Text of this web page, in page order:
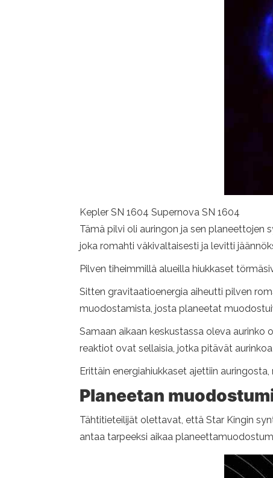
Kepler SN 1604 Supernova SN 1604
Tämä pilvi oli auringon ja sen planeettojen
joka romahti väkivaltaisesti ja levitti
Pilven tiheimmillä alueilla hiukkaset
Sitten gravitaatioenergia aiheutti pilven
muodostamista, josta planeetat
Samaan aikaan keskustassa oleva
reaktiot ovat sellaisia, jotka pitävät
Erittäin energiahiukkaset ajettiin
Planeetan
Tähtitieteilijät olettavat, että Star Kingin
antaa tarpeeksi aikaa